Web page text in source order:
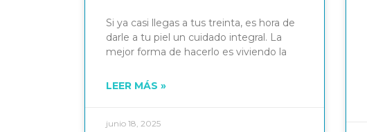
Si ya casi llegas a tus treinta, es hora de
darle a tu piel un cuidado integral. La
mejor forma de hacerlo es viviendo la
LEER MÁS »
junio 18, 2025